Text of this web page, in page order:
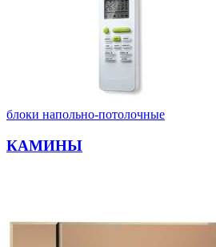
блоки напольно-потолочные
КАМИНЫ